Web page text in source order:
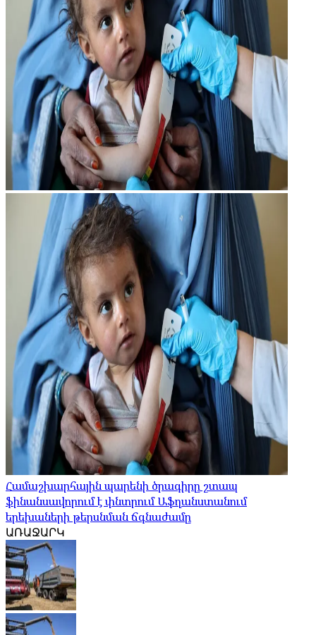
Համաշխարհային պարենի ծրագիրը շտապ
ֆինանսավորում է փնտրում Աֆղանստանում
երեխաների թերսնման ճգնաժամը
ԱՌԱՋԱՐԿ